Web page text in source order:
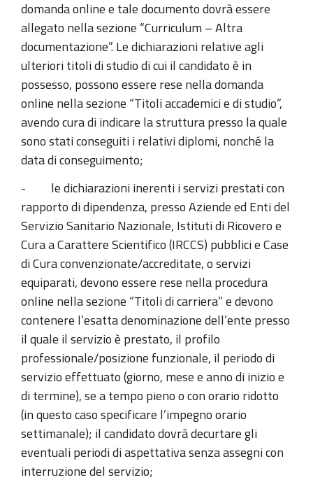
domanda online e tale documento dovrà essere
allegato nella sezione “Curriculum – Altra
documentazione”. Le dichiarazioni relative agli
ulteriori titoli di studio di cui il candidato è in
possesso, possono essere rese nella domanda
online nella sezione “Titoli accademici e di studio”,
avendo cura di indicare la struttura presso la quale
sono stati conseguiti i relativi diplomi, nonché la
data di conseguimento;
- le dichiarazioni inerenti i servizi prestati con
rapporto di dipendenza, presso Aziende ed Enti del
Servizio Sanitario Nazionale, Istituti di Ricovero e
Cura a Carattere Scientifico (IRCCS) pubblici e Case
di Cura convenzionate/accreditate, o servizi
equiparati, devono essere rese nella procedura
online nella sezione “Titoli di carriera” e devono
contenere l’esatta denominazione dell’ente presso
il quale il servizio è prestato, il profilo
professionale/posizione funzionale, il periodo di
servizio effettuato (giorno, mese e anno di inizio e
di termine), se a tempo pieno o con orario ridotto
(in questo caso specificare l’impegno orario
settimanale); il candidato dovrà decurtare gli
eventuali periodi di aspettativa senza assegni con
interruzione del servizio;